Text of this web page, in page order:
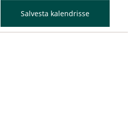
Salvesta kalendrisse